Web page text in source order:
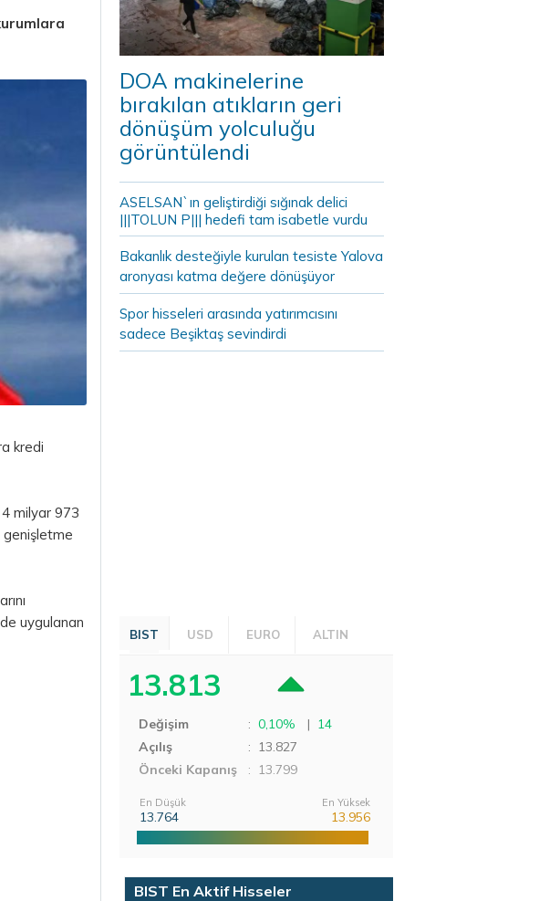
kredi
milyar 973
genişletme
uygulanan
DOA makinelerine
bırakılan atıkların geri
dönüşüm yolculuğu
görüntülendi
ASELSAN`ın geliştirdiği sığınak delici
|||TOLUN P||| hedefi tam isabetle vurdu
Bakanlık desteğiyle kurulan tesiste Yalova
aronyası katma değere dönüşüyor
Spor hisseleri arasında yatırımcısını
sadece Beşiktaş sevindirdi
BIST USD EURO ALTIN
13.813
Değişim : 0,10% | 14
Açılış
: 13.827
Önceki Kapanış
: 13.799
En Düşük
13.764
En Yüksek
13.956
BIST En Aktif Hisseler